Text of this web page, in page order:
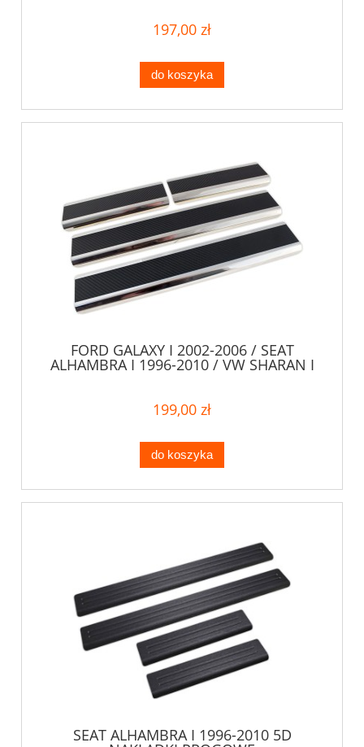
197,00 zł
do koszyka
FORD GALAXY I 2002-2006 / SEAT
ALHAMBRA I 1996-2010 / VW SHARAN I
199,00 zł
do koszyka
SEAT ALHAMBRA I 1996-2010 5D